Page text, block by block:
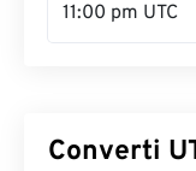
11:00 pm UTC
Converti